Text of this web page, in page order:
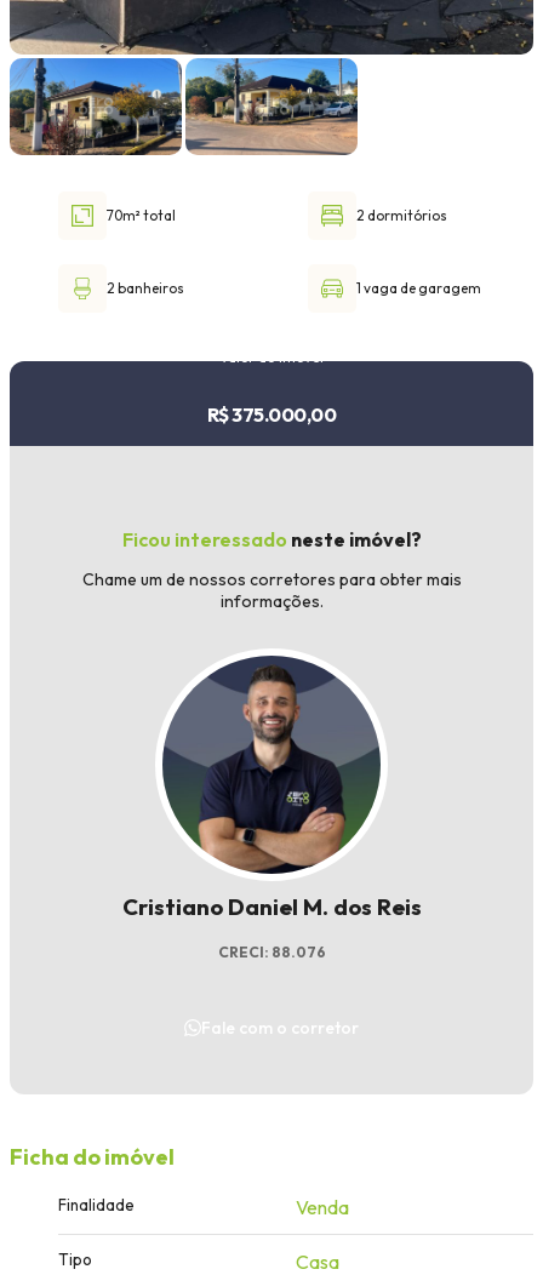
Faixa de valor
30.000,00até1.000.000,00 ou +
70m² total 2 dormitórios
2 banheiros 1 vaga de garagem
R$ 375.000,00
Ficou interessado neste imóvel?
Chame um de nossos corretores para obter mais
informações.
Cristiano Daniel M. dos Reis
CRECI: 88.076
Fale com o corretor
Ficha do imóvel
Finalidade Venda
Tipo Casa